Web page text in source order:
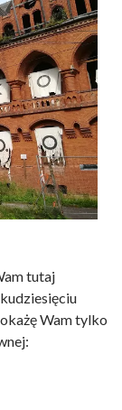
tutaj
Wam tylko